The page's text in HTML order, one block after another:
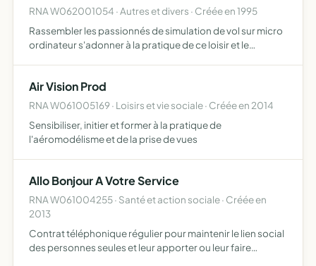
RNA W062001054 · Autres et divers · Créée en 1995
Rassembler les passionnés de simulation de vol sur micro
ordinateur s'adonner à la pratique de ce loisir et le
Air Vision Prod
RNA W061005169 · Loisirs et vie sociale · Créée en 2014
Sensibiliser, initier et former à la pratique de
l'aéromodélisme et de la prise de vues
Allo Bonjour A Votre Service
RNA W061004255 · Santé et action sociale · Créée en
2013
Contrat téléphonique régulier pour maintenir le lien social
des personnes seules et leur apporter ou leur faire